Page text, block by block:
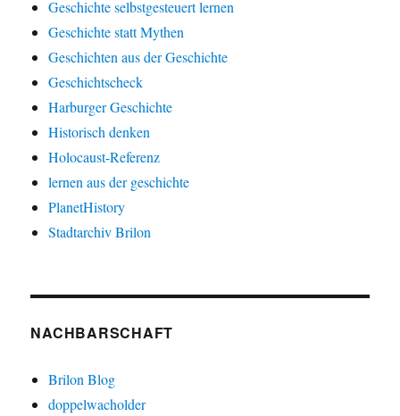
Geschichte selbstgesteuert lernen
Geschichte statt Mythen
Geschichten aus der Geschichte
Geschichtscheck
Harburger Geschichte
Historisch denken
Holocaust-Referenz
lernen aus der geschichte
PlanetHistory
Stadtarchiv Brilon
NACHBARSCHAFT
Brilon Blog
doppelwacholder